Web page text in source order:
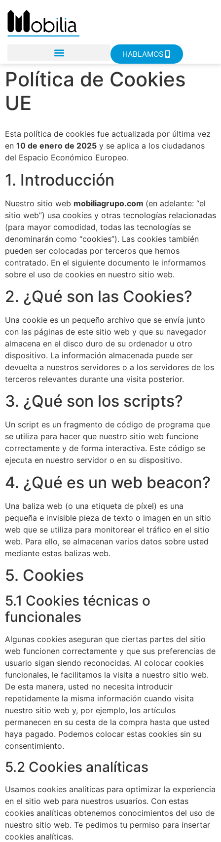
HABLAMOS
Política de Cookies
UE
Esta política de cookies fue actualizada por última vez
en 10 de enero de 2025 y se aplica a los ciudadanos
del Espacio Económico Europeo.
1. Introducción
Nuestro sitio web mobiliagrupo.com (en adelante: “el
sitio web”) usa cookies y otras tecnologías relacionadas
(para mayor comodidad, todas las tecnologías se
denominarán como “cookies”). Las cookies también
pueden ser colocadas por terceros que hemos
contratado. En el siguiente documento le informamos
sobre el uso de cookies en nuestro sitio web.
2. ¿Qué son las Cookies?
Una cookie es un pequeño archivo que se envía junto
con las páginas de este sitio web y que su navegador
almacena en el disco duro de su ordenador u otro
dispositivo. La información almacenada puede ser
devuelta a nuestros servidores o a los servidores de los
terceros relevantes durante una visita posterior.
3. ¿Qué son los scripts?
Un script es un fragmento de código de programa que
se utiliza para hacer que nuestro sitio web funcione
correctamente y de forma interactiva. Este código se
ejecuta en nuestro servidor o en su dispositivo.
4. ¿Qué es un web beacon?
Una baliza web (o una etiqueta de píxel) es una
pequeña e invisible pieza de texto o imagen en un sitio
web que se utiliza para monitorear el tráfico en el sitio
web. Para ello, se almacenan varios datos sobre usted
mediante estas balizas web.
5. Cookies
5.1 Cookies técnicas o
funcionales
Algunas cookies aseguran que ciertas partes del sitio
web funcionen correctamente y que sus preferencias de
usuario sigan siendo reconocidas. Al colocar cookies
funcionales, le facilitamos la visita a nuestro sitio web.
De esta manera, usted no necesita introducir
repetidamente la misma información cuando visita
nuestro sitio web y, por ejemplo, los artículos
permanecen en su cesta de la compra hasta que usted
haya pagado. Podemos colocar estas cookies sin su
consentimiento.
5.2 Cookies analíticas
Usamos cookies analíticas para optimizar la experiencia
en el sitio web para nuestros usuarios. Con estas
cookies analíticas obtenemos conocimientos del uso de
nuestro sitio web. Te pedimos tu permiso para insertar
cookies analíticas.